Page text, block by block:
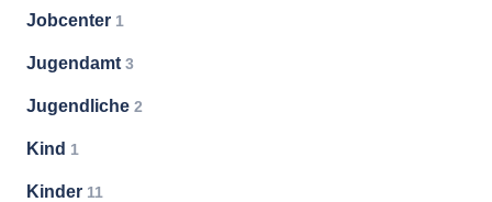
Jobcenter 1
Jugendamt 3
Jugendliche 2
Kind 1
Kinder 11